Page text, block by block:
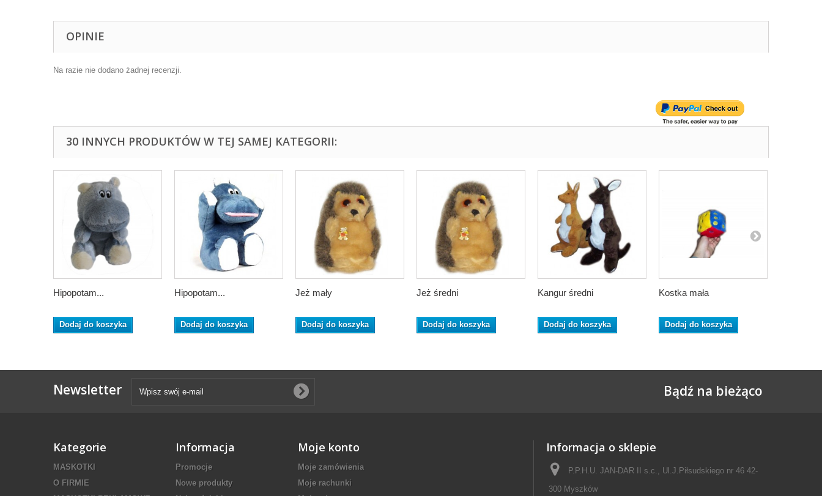
OPINIE
Na razie nie dodano żadnej recenzji.
30 INNYCH PRODUKTÓW W TEJ SAMEJ KATEGORII:
Hipopotam...
Dodaj do koszyka
Hipopotam...
Dodaj do koszyka
Jeż mały
Dodaj do koszyka
Jeż średni
Dodaj do koszyka
Kangur średni
Dodaj do koszyka
Kostka mała
Dodaj do koszyka
Newsletter Bądź na bieżąco
Kategorie
MASKOTKI
O FIRMIE
Informacja
Promocje
Nowe produkty
Moje konto
Moje zamówienia
Moje rachunki
Informacja o sklepie
P.P.H.U. JAN-DAR II s.c., Ul.J.Piłsudskiego nr 46 42-
300 Myszków